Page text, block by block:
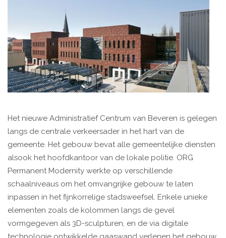
Het nieuwe Administratief Centrum van Beveren is gelegen
langs de centrale verkeersader in het hart van de
gemeente. Het gebouw bevat alle gemeentelijke diensten
alsook het hoofdkantoor van de lokale politie. ORG
Permanent Modernity werkte op verschillende
schaalniveaus om het omvangrijke gebouw te laten
inpassen in het fijnkorrelige stadsweefsel. Enkele unieke
elementen zoals de kolommen langs de gevel
vormgegeven als 3D-sculpturen, en de via digitale